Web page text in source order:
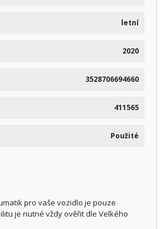
letní
2020
3528706694660
411565
Použité
pro vaše vozidlo je pouze
je nutné vždy ověřit dle Velkého